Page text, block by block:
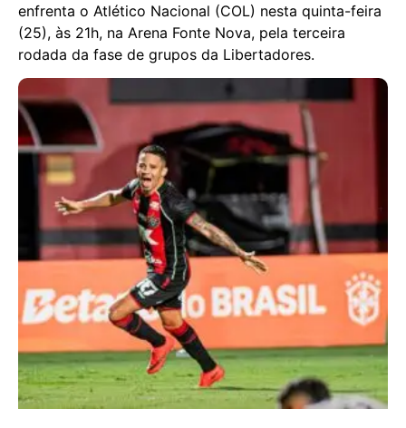
enfrenta o Atlético Nacional (COL) nesta quinta-feira
(25), às 21h, na Arena Fonte Nova, pela terceira
rodada da fase de grupos da Libertadores.